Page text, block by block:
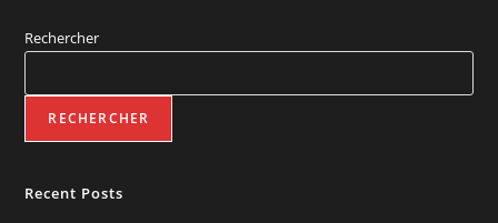
Rechercher
RECHERCHER
Recent Posts